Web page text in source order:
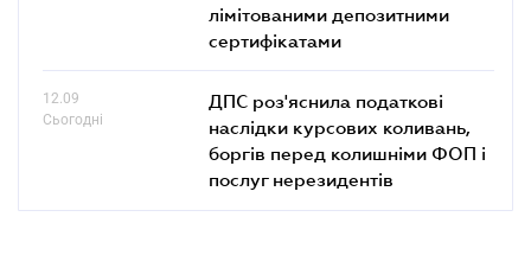
лімітованими депозитними
сертифікатами
12.09
Сьогодні
ДПС роз'яснила податкові
наслідки курсових коливань,
боргів перед колишніми ФОП і
послуг нерезидентів